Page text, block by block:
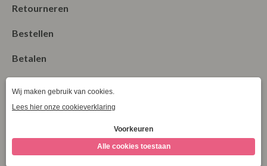
Retourneren
Bestellen
Betalen
Garantie en klachten
Blog